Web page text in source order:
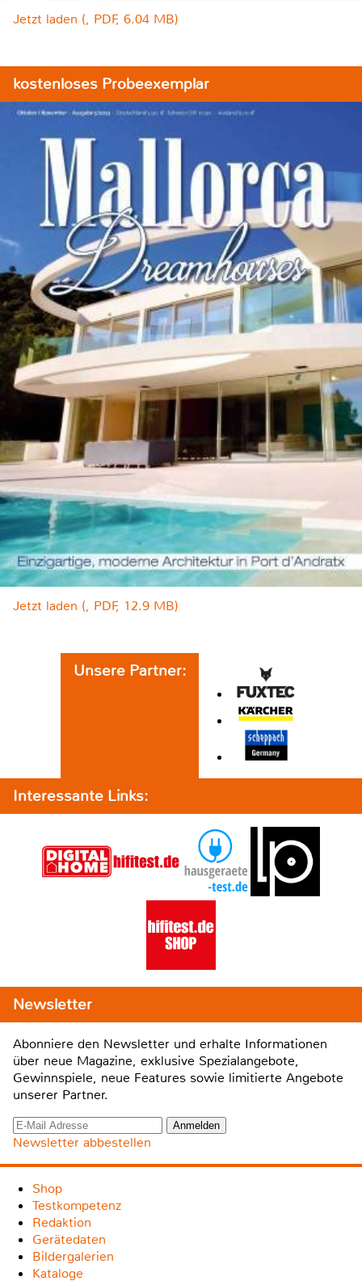
Jetzt laden (, PDF, 6.04 MB)
kostenloses Probeexemplar
Jetzt laden (, PDF, 12.9 MB)
Unsere Partner:
Interessante Links:
Newsletter
Abonniere den Newsletter und erhalte Informationen
über neue Magazine, exklusive Spezialangebote,
Gewinnspiele, neue Features sowie limitierte Angebote
unserer Partner.
Newsletter abbestellen
Shop
Testkompetenz
Redaktion
Gerätedaten
Bildergalerien
Kataloge